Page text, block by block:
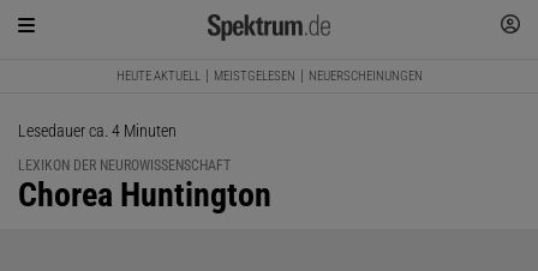
HEUTE AKTUELL MEISTGELESEN NEUERSCHEINUNGEN
Lesedauer ca. 4 Minuten
LEXIKON DER NEUROWISSENSCHAFT
:
Chorea Huntington